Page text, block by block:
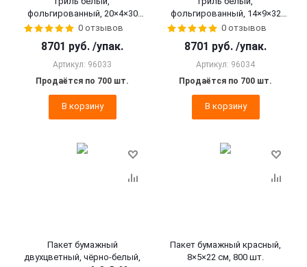
фольгированный, 20×4×30
см, 700 шт.
0 отзывов
8701 руб. /упак.
Артикул: 96033
Продаётся по 700 шт.
В корзину
фольгированный, 14×9×32
см, 700 шт.
0 отзывов
8701 руб. /упак.
Артикул: 96034
Продаётся по 700 шт.
В корзину
Пакет бумажный
двухцветный, чёрно-белый,
Пакет бумажный красный,
8×5×22 см, 800 шт.